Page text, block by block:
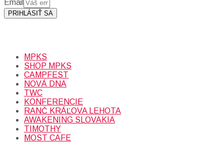
Email
PRIHLÁSIŤ SA
MPKS
SHOP MPKS
CAMPFEST
NOVÁ DNA
TWC
KONFERENCIE
RANČ KRÁĽOVA LEHOTA
AWAKENING SLOVAKIA
TIMOTHY
MOST CAFE